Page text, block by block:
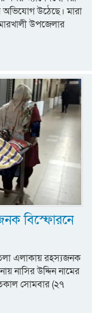
উঠেছে। মারা
উপজেলার
বিস্ফোরনে
এলাকায় রহস্যজনক
নাসির উদ্দিন নামের
সোমবার (২৭